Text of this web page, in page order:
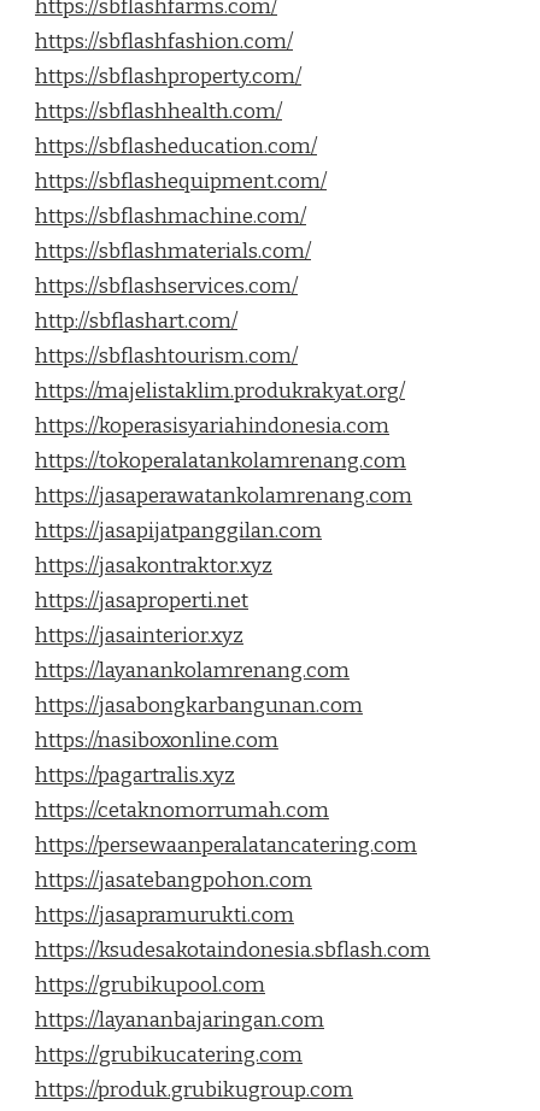
https://sbflashfarms.com/
https://sbflashfashion.com/
https://sbflashproperty.com/
https://sbflashhealth.com/
https://sbflasheducation.com/
https://sbflashequipment.com/
https://sbflashmachine.com/
https://sbflashmaterials.com/
https://sbflashservices.com/
http://sbflashart.com/
https://sbflashtourism.com/
https://majelistaklim.produkrakyat.org/
https://koperasisyariahindonesia.com
https://tokoperalatankolamrenang.com
https://jasaperawatankolamrenang.com
https://jasapijatpanggilan.com
https://jasakontraktor.xyz
https://jasaproperti.net
https://jasainterior.xyz
https://layanankolamrenang.com
https://jasabongkarbangunan.com
https://nasiboxonline.com
https://pagartralis.xyz
https://cetaknomorrumah.com
https://persewaanperalatancatering.com
https://jasatebangpohon.com
https://jasapramurukti.com
https://ksudesakotaindonesia.sbflash.com
https://grubikupool.com
https://layananbajaringan.com
https://grubikucatering.com
https://produk.grubikugroup.com